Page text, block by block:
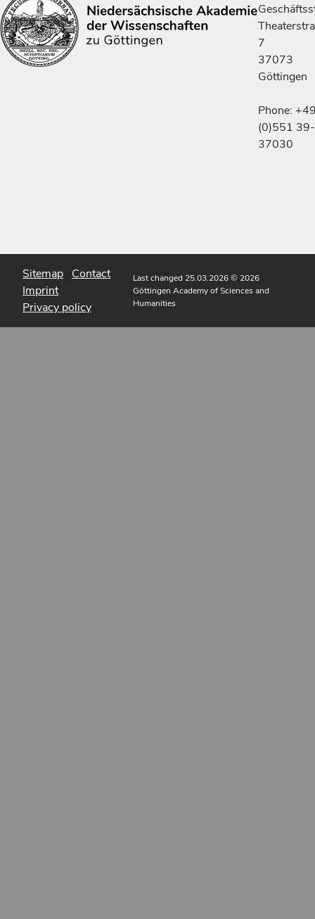
7
37073
Göttingen
Phone:
(0)551 39-
37030
Sitemap Contact
Imprint
Privacy policy
Last changed 25.03.2026© 2026
Göttingen Academy of Sciences and
Humanities